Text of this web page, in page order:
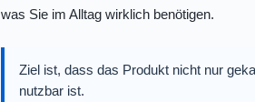
was Sie im Alltag wirklich benötigen.
Ziel ist, dass das Produkt nicht nur
nutzbar ist.